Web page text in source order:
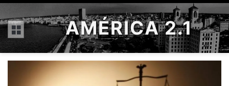
Menú AMÉRICA 2.1